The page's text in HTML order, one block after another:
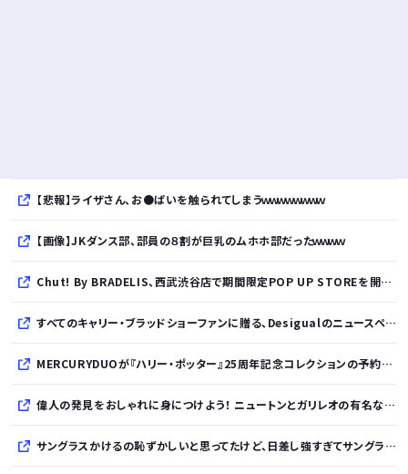
【悲報】ライザさん、お●ぱいを触られてしまうｗｗｗｗｗｗｗｗ
【画像】JKダンス部、部員の８割が巨乳のムホホ部だったｗｗｗｗ
Chut! By BRADELIS、西武渋谷店で期間限定POP UP STOREを開催！全商品展開＆新作10%OFFの特別な6日間
すべてのキャリー・ブラッドショーファンに贈る、Desigualのニュースペーパープリントコレクション
MERCURYDUOが『ハリー・ポッター』25周年記念コレクションの予約を開始
偉人の発見をおしゃれに身につけよう！ ニュートンとガリレオの有名な発見をモチーフにした、クールタッチTシャツ＆トートバッグが発売されました【QurioStore】
サングラスかけるの恥ずかしいと思ってたけど、日差し強すぎてサングラスかけ始めたわ